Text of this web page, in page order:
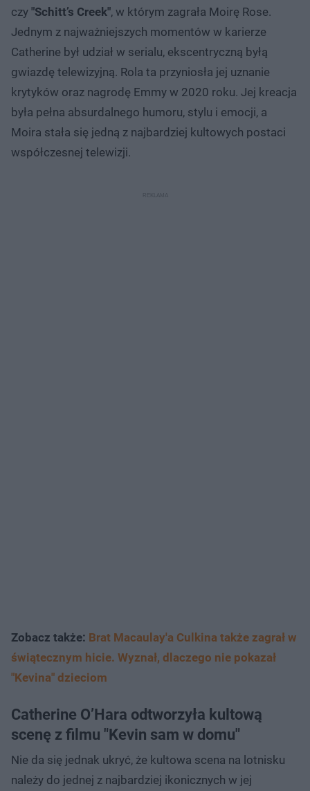
czy "Schitt’s Creek", w którym zagrała Moirę Rose.
Jednym z najważniejszych momentów w karierze
Catherine był udział w serialu, ekscentryczną byłą
gwiazdę telewizyjną. Rola ta przyniosła jej uznanie
krytyków oraz nagrodę Emmy w 2020 roku. Jej kreacja
była pełna absurdalnego humoru, stylu i emocji, a
Moira stała się jedną z najbardziej kultowych postaci
współczesnej telewizji.
Zobacz także: Brat Macaulay'a Culkina także zagrał w
świątecznym hicie. Wyznał, dlaczego nie pokazał
"Kevina" dzieciom
Catherine O’Hara odtworzyła kultową
scenę z filmu "Kevin sam w domu"
Nie da się jednak ukryć, że kultowa scena na lotnisku
należy do jednej z najbardziej ikonicznych w jej